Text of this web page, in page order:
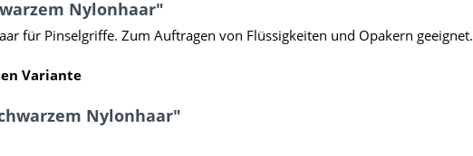
Nylonhaar"
für Pinselgriffe. Zum Auftragen von Flüssigkeiten und Opakern geeignet.
Variante
Nylonhaar"